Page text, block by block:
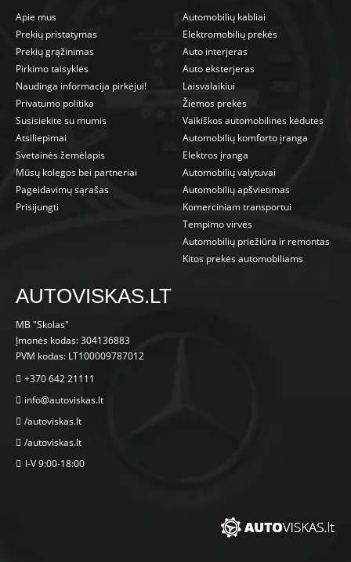
Apie mus
Prekių pristatymas
Prekių grąžinimas
Pirkimo taisyklės
Naudinga informacija pirkėjui!
Privatumo politika
Susisiekite su mumis
Atsiliepimai
Svetainės žemėlapis
Mūsų kolegos bei partneriai
Pageidavimų sąrašas
Prisijungti
Automobilių kabliai
Elektromobilių prekės
Auto interjeras
Auto eksterjeras
Laisvalaikiui
Žiemos prekės
Vaikiškos automobilinės kėdutės
Automobilių komforto įranga
Elektros įranga
Automobilių valytuvai
Automobilių apšvietimas
Komerciniam transportui
Tempimo virvės
Automobilių priežiūra ir remontas
Kitos prekės automobiliams
AUTOVISKAS.LT
MB "Skolas"
Įmonės kodas: 304136883
PVM kodas: LT100009787012
+370 642 21111
info@autoviskas.lt
/autoviskas.lt
/autoviskas.lt
I-V 9:00-18:00